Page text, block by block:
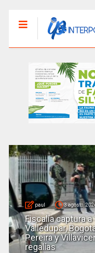
paul 3 agosto,
Fiscalía captura
Valledupar,
Pereira y
regalías